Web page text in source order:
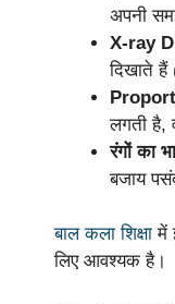
अपनी
X-ray
दिखाते
लगती है,
रंगों का
बजाय
बाल कला शिक्षा में
लिए आवश्यक है।